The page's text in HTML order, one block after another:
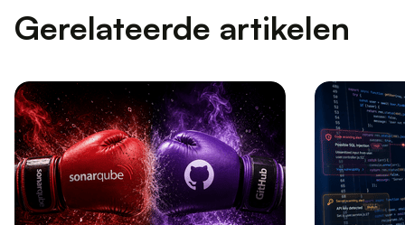
Gerelateerde artikelen